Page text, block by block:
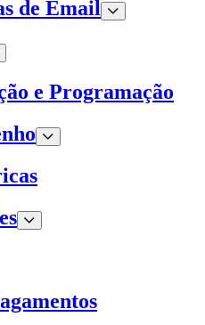
de Email
e Programação